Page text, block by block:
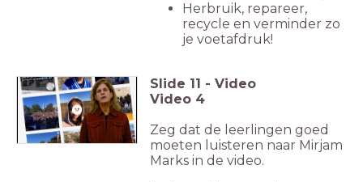
Herbruik, repareer,
recycle en verminder zo
je voetafdruk!
Slide 11 - Video
Video 4
Zeg dat de leerlingen goed
moeten luisteren naar Mirjam
Marks in de video.